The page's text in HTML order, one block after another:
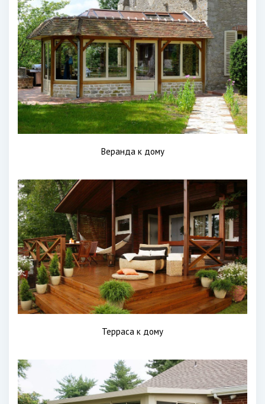
Веранда к дому
Терраса к дому